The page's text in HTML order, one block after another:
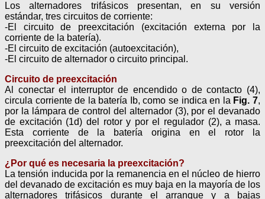
Los alternadores trifásicos presentan, en su versión
estándar, tres circuitos de corriente:
-El circuito de preexcitación (excitación externa por la
corriente de la batería).
-El circuito de excitación (autoexcitación),
-El circuito de alternador o circuito principal.
Circuito de preexcitación
Al conectar el interruptor de encendido o de contacto (4),
circula corriente de la batería Ib, como se indica en la Fig. 7,
por la lámpara de control del alternador (3), por el devanado
de excitación (1d) del rotor y por el regulador (2), a masa.
Esta corriente de la batería origina en el rotor la
preexcitación del alternador.
¿Por qué es necesaria la preexcitación?
La tensión inducida por la remanencia en el núcleo de hierro
del devanado de excitación es muy baja en la mayoría de los
alternadores trifásicos durante el arranque y a bajas